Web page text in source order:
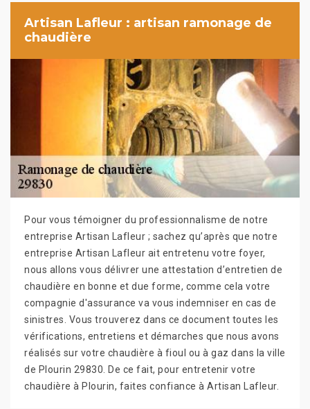
Artisan Lafleur : artisan ramonage de
chaudière
Pour vous témoigner du professionnalisme de notre
entreprise Artisan Lafleur ; sachez qu’après que notre
entreprise Artisan Lafleur ait entretenu votre foyer,
nous allons vous délivrer une attestation d’entretien de
chaudière en bonne et due forme, comme cela votre
compagnie d'assurance va vous indemniser en cas de
sinistres. Vous trouverez dans ce document toutes les
vérifications, entretiens et démarches que nous avons
réalisés sur votre chaudière à fioul ou à gaz dans la ville
de Plourin 29830. De ce fait, pour entretenir votre
chaudière à Plourin, faites confiance à Artisan Lafleur.